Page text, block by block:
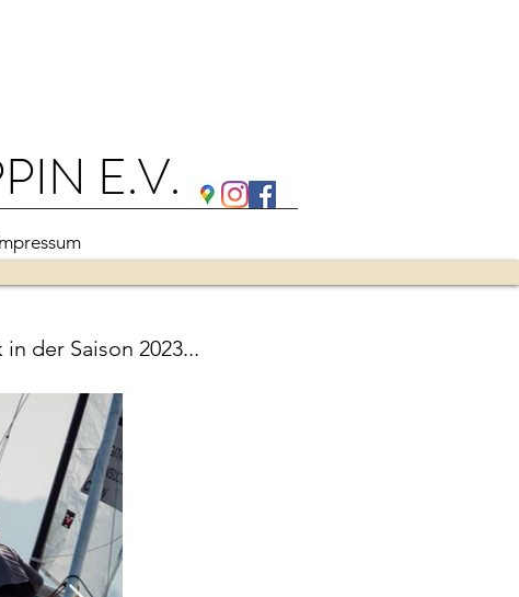
E.V.
der Saison 2023...